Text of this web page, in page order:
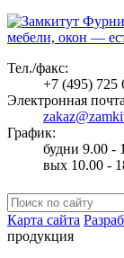
мебели, окон —
Тел./факс:
+7 (495) 725
Электронная
График:
будни 9.00 -
вых 10.00 -
Карта сайта
продукция